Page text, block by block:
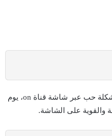
ومن المقرر أن يعرض مسلسل وبقينا اتنين بطولة رانيا يوسف بدلًا من مسلسل 55 مشكلة حب عبر شاشة قناة on، يوم